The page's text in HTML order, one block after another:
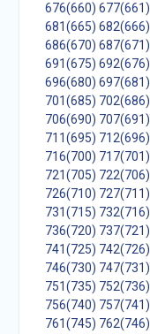
676(660) 677(661)
681(665) 682(666)
686(670) 687(671)
691(675) 692(676)
696(680) 697(681)
701(685) 702(686)
706(690) 707(691)
711(695) 712(696)
716(700) 717(701)
721(705) 722(706)
726(710) 727(711)
731(715) 732(716)
736(720) 737(721)
741(725) 742(726)
746(730) 747(731)
751(735) 752(736)
756(740) 757(741)
761(745) 762(746)